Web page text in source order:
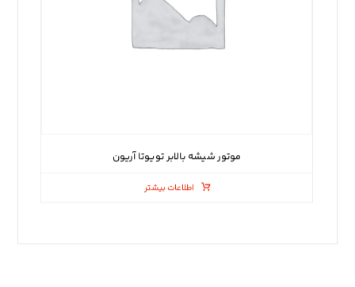
موتور شیشه بالابر تویوتا آریون
اطلاعات بیشتر